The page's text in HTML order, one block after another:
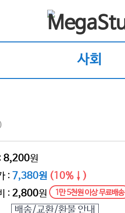
사회
8,200원
: 7,380원 (10%↓)
: 2,800원 1만 5천원 이상 무료배송
배송/교환/환불 안내